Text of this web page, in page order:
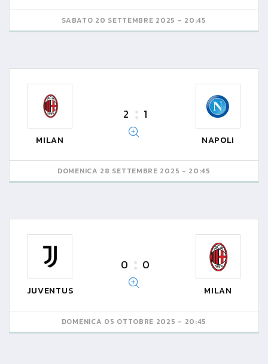
SABATO 20 SETTEMBRE 2025 - 20:45
MILAN
2 1
NAPOLI
DOMENICA 28 SETTEMBRE 2025 - 20:45
JUVENTUS
0 0
MILAN
DOMENICA 05 OTTOBRE 2025 - 20:45